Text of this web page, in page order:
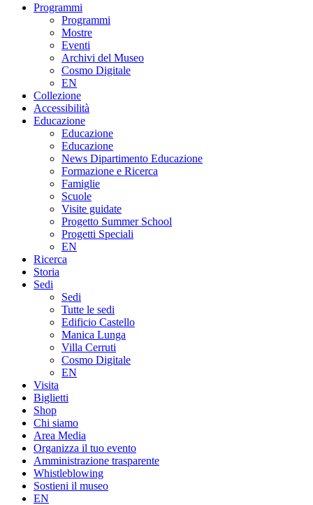
Programmi
Programmi
Mostre
Eventi
Archivi del Museo
Cosmo Digitale
EN
Collezione
Accessibilità
Educazione
Educazione
Educazione
News Dipartimento Educazione
Formazione e Ricerca
Famiglie
Scuole
Visite guidate
Progetto Summer School
Progetti Speciali
EN
Ricerca
Storia
Sedi
Sedi
Tutte le sedi
Edificio Castello
Manica Lunga
Villa Cerruti
Cosmo Digitale
EN
Visita
Biglietti
Shop
Chi siamo
Area Media
Organizza il tuo evento
Amministrazione trasparente
Whistleblowing
Sostieni il museo
EN